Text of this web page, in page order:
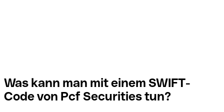
Was kann man mit einem SWIFT-
Code von Pcf Securities tun?